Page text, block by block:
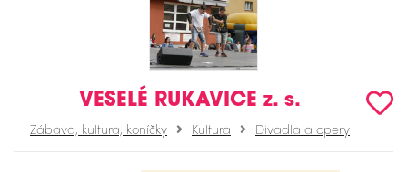
VESELÉ RUKAVICE z. s.
Zábava, kultura, koníčky Kultura Divadla a opery